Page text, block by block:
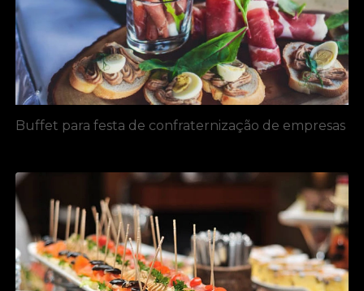
Buffet para festa de confraternização de empresas